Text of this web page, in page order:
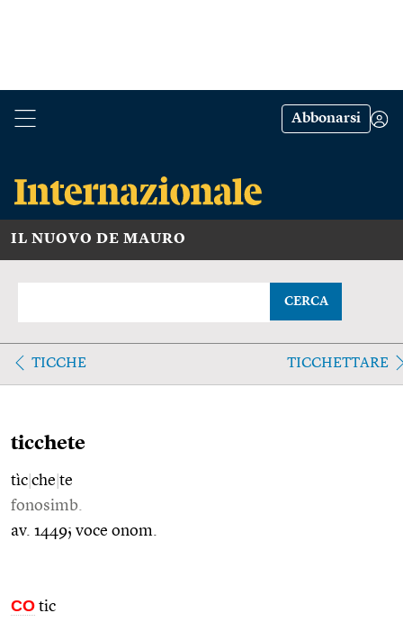
Abbonarsi
IL NUOVO DE MAURO
CERCA
TICCHE TICCHETTARE
ticchete
tìc che te
fonosimb.
av. 1449; voce onom.
CO tic